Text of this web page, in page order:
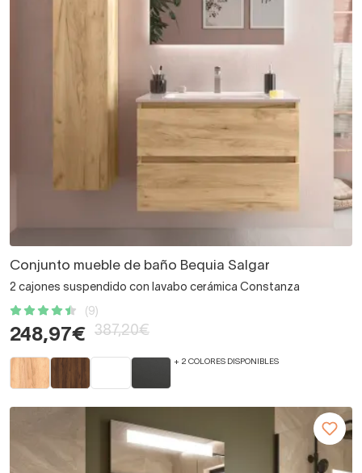
Conjunto mueble de baño Bequia Salgar
2 cajones suspendido con lavabo cerámica Constanza
(9)
248,97€ 387,20€
+ 2 COLORES DISPONIBLES